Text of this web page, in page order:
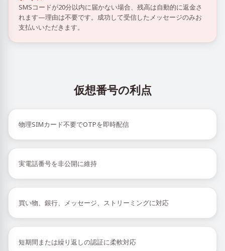
SMSコードが20分以内に届かない場合、残高は自動的に返金さ
れます—理由は不要です。成功して受信したメッセージのみお
支払いいただきます。
仮想番号の利点
物理SIMカード不要でOTPを即時配信
実電話番号を非公開に維持
買い物、銀行、メッセージ、ストリーミングに対応
短期間または繰り返しの認証に柔軟対応